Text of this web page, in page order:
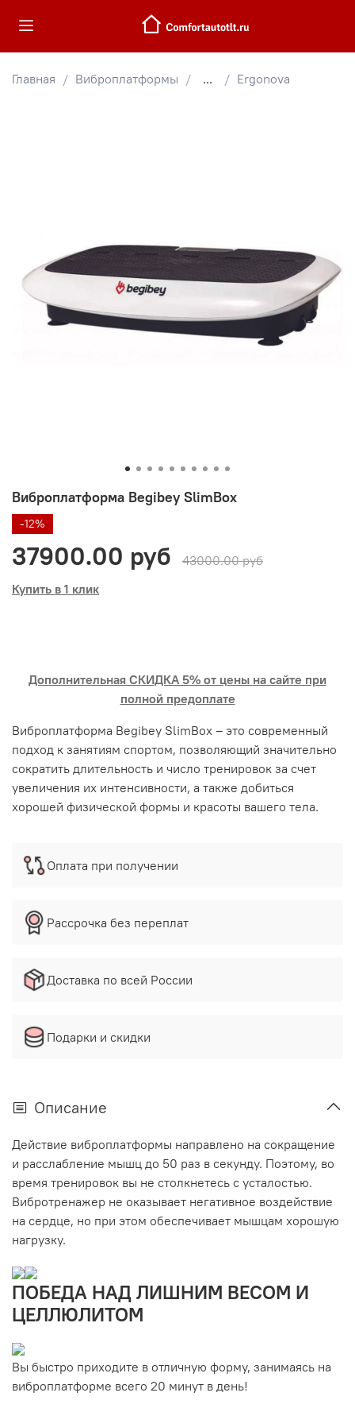
Главная Виброплатформы ... Ergonova
Виброплатформа Begibey SlimBox
-12%
37900.00 руб
43000.00 руб
Купить в 1 клик
Дополнительная СКИДКА 5% от цены на сайте при
полной предоплате
Виброплатформа Begibey SlimBox – это современный
подход к занятиям спортом, позволяющий значительно
сократить длительность и число тренировок за счет
увеличения их интенсивности, а также добиться
хорошей физической формы и красоты вашего тела.
Оплата при получении
Рассрочка без переплат
Доставка по всей России
Подарки и скидки
Описание
Действие виброплатформы направлено на сокращение
и расслабление мышц до 50 раз в секунду. Поэтому, во
время тренировок вы не столкнетесь с усталостью.
Вибротренажер не оказывает негативное воздействие
на сердце, но при этом обеспечивает мышцам хорошую
нагрузку.
ПОБЕДА НАД ЛИШНИМ ВЕСОМ И
ЦЕЛЛЮЛИТОМ
Вы быстро приходите в отличную форму, занимаясь на
виброплатформе всего 20 минут в день!